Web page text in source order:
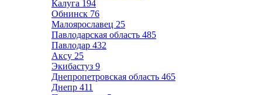
Калуга 194
Обнинск 76
Малоярославец 25
Павлодарская область 485
Павлодар 432
Аксу 25
Экибастуз 9
Днепропетровская область 465
Днепр 411